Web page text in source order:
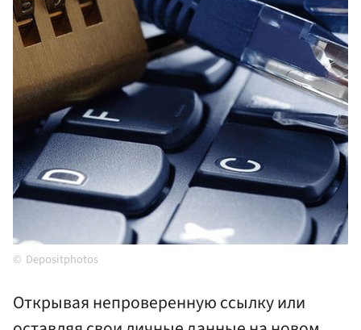
Depositphotos
Открывая непроверенную ссылку или